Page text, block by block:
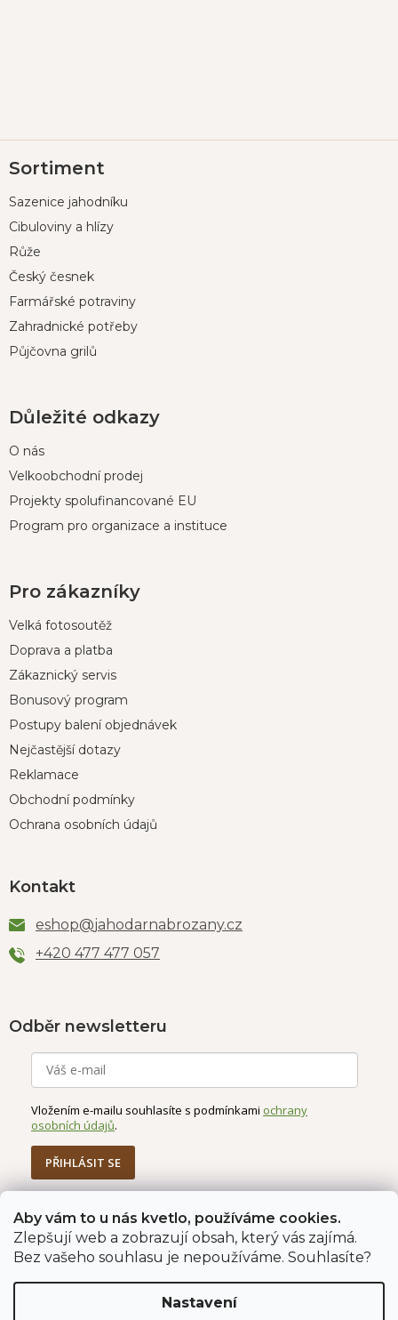
Aby vám to u nás kvetlo, používáme cookies.
Zlepšují web a zobrazují obsah, který vás zajímá.
Bez vašeho souhlasu je nepoužíváme. Souhlasíte?
Nastavení
á
a
Sortiment
Sazenice jahodníku
Cibuloviny a hlízy
Růže
Český česnek
Farmářské potraviny
Zahradnické potřeby
Půjčovna grilů
Důležité odkazy
O nás
Velkoobchodní prodej
Projekty spolufinancované EU
Program pro organizace a instituce
Pro zákazníky
Velká fotosoutěž
Doprava a platba
Zákaznický servis
Bonusový program
Postupy balení objednávek
Nejčastější dotazy
Reklamace
Obchodní podmínky
Ochrana osobních údajů
Kontakt
eshop@jahodarnabrozany.cz
+420 477 477 057
Odběr newsletteru
Vložením e-mailu souhlasíte s podmínkami ochrany
osobních údajů.
PŘIHLÁSIT SE
Jahodárna Brozany Obchodní podmínky
Podmínky ochrany údajů
Vytvořil Shoptet Premium